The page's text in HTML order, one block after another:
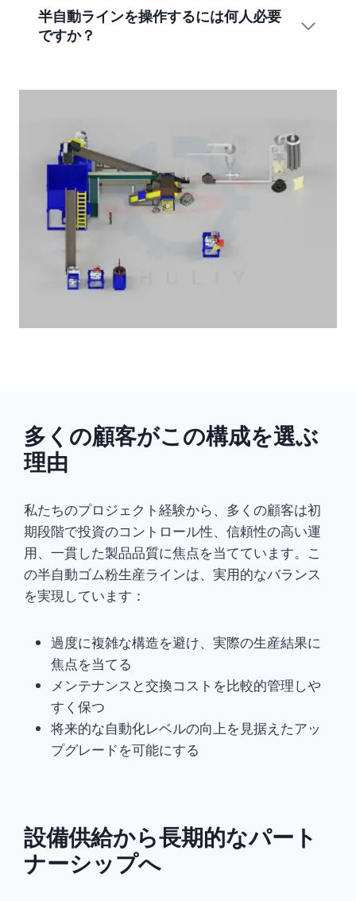
半自動ラインを操作するには何人必要
ですか？
多くの顧客がこの構成を選ぶ
理由
私たちのプロジェクト経験から、多くの顧客は初
期段階で投資のコントロール性、信頼性の高い運
用、一貫した製品品質に焦点を当てています。こ
の半自動ゴム粉生産ラインは、実用的なバランス
を実現しています：
過度に複雑な構造を避け、実際の生産結果に
焦点を当てる
メンテナンスと交換コストを比較的管理しや
すく保つ
将来的な自動化レベルの向上を見据えたアッ
プグレードを可能にする
設備供給から長期的なパート
ナーシップへ